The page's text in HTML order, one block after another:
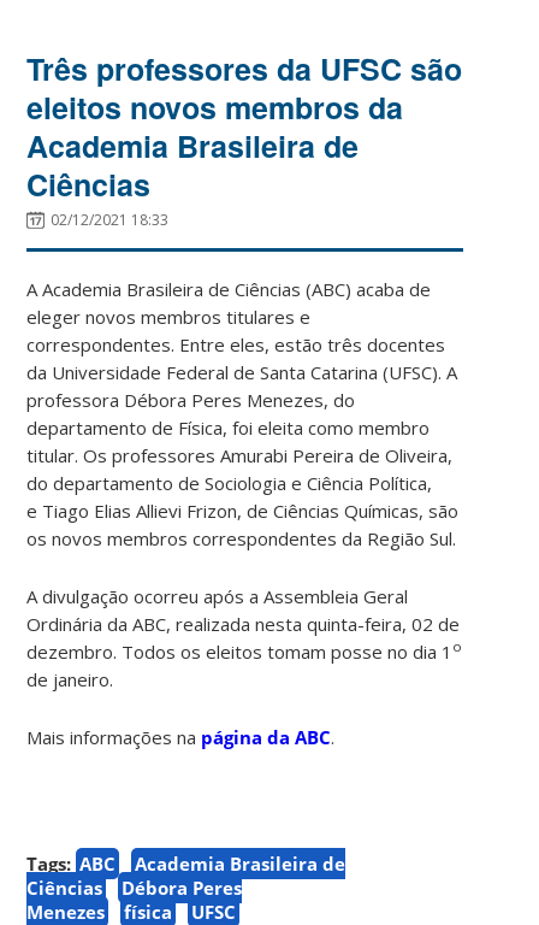
Três professores da UFSC são
eleitos novos membros da
Academia Brasileira de
Ciências
02/12/2021 18:33
A Academia Brasileira de Ciências (ABC) acaba de
eleger novos membros titulares e
correspondentes. Entre eles, estão três docentes
da Universidade Federal de Santa Catarina (UFSC). A
professora Débora Peres Menezes, do
departamento de Física, foi eleita como membro
titular. Os professores Amurabi Pereira de Oliveira,
do departamento de Sociologia e Ciência Política,
e Tiago Elias Allievi Frizon, de Ciências Químicas, são
os novos membros correspondentes da Região Sul.
A divulgação ocorreu após a Assembleia Geral
Ordinária da ABC, realizada nesta quinta-feira, 02 de
dezembro. Todos os eleitos tomam posse no dia 1 o
de janeiro.
Mais informações na página da ABC.
Tags: ABC
Academia Brasileira de
Ciências
Débora Peres
Menezes
física UFSC